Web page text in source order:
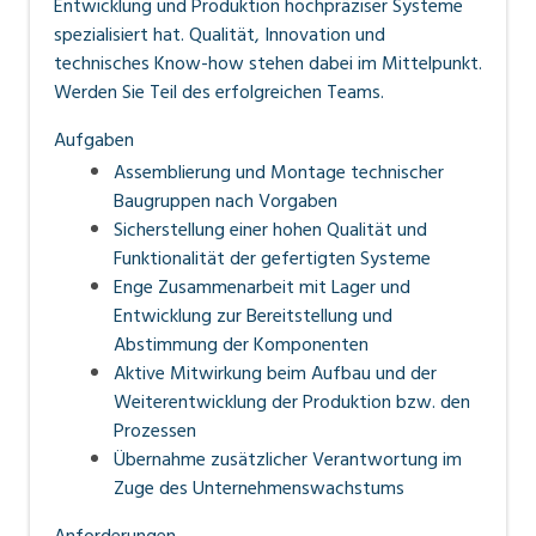
Entwicklung und Produktion hochpräziser Systeme
spezialisiert hat. Qualität, Innovation und
technisches Know-how stehen dabei im Mittelpunkt.
Werden Sie Teil des erfolgreichen Teams.
Aufgaben
Assemblierung und Montage technischer
Baugruppen nach Vorgaben
Sicherstellung einer hohen Qualität und
Funktionalität der gefertigten Systeme
Enge Zusammenarbeit mit Lager und
Entwicklung zur Bereitstellung und
Abstimmung der Komponenten
Aktive Mitwirkung beim Aufbau und der
Weiterentwicklung der Produktion bzw. den
Prozessen
Übernahme zusätzlicher Verantwortung im
Zuge des Unternehmenswachstums